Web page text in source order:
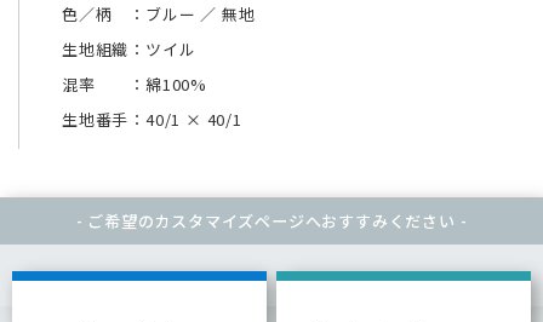
色／柄 ：ブルー ／ 無地
生地組織：ツイル
混率 ：綿100%
生地番手：40/1 × 40/1
- ご希望のカスタマイズページへおすすみください -